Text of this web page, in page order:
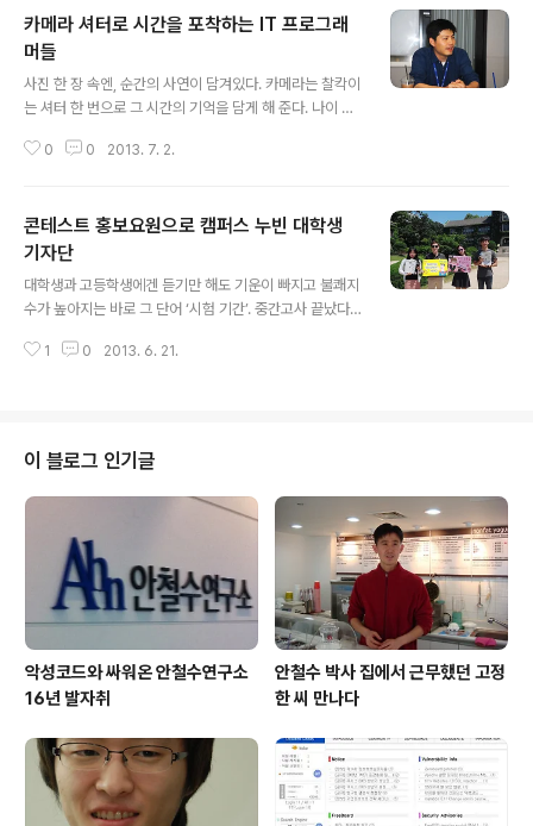
카메라 셔터로 시간을 포착하는 IT 프로그래
머들
사진 한 장 속엔, 순간의 사연이 담겨있다. 카메라는 찰칵이
는 셔터 한 번으로 그 시간의 기억을 담게 해 준다. 나이 든
묻어나는 못난 손처럼 느껴진다. 하지만 프레임에 담겨 한
월 간 겪어온 땀, 자식을 위해 무한으로 쏟아냈던 큰 사랑을
전해준다. 카메라는 네모난 틀 안에 새로운 세상을 만들어
내어, 평범하고 일상적이었던 소소한 것들을 하나의 새로
운 예술로 다시 태어나게 해주는 기적을 일으킨다. 사진이
무심코 스쳐 지나간 사소했던 것들을 새롭게 다시 태어나
게 해준다는 점에서, 사진작가는 새로운 세상을 담아내는
0 0 2013. 7. 2.
콘테스트 홍보요원으로 캠퍼스 누빈 대학생
기자단
대학생과 고등학생에겐 듣기만 해도 기운이 빠지고 불쾌지
수가 높아지는 바로 그 단어 ‘시험 기간’. 중간고사 끝났다
말고사가 코앞이라니! 시험 기간에 지쳐 허덕이는 학우들
접 만났던 일석이조 캠퍼스 어택! 기자단답게 발 빠르게 구
석구석을 종횡무진했던 그들의 모습을 살펴볼까요? 날씨
가 화창한 어느날, 보안 영웅을 찾아 떠난 우리의 보안 요원
네 명! 1팀의 행선지는 연세대학교였습니다. 보안 요원 컨
셉으로 선글라스까지 맞춰 쓰니 정말 요원 느낌 나고 멋있
네요! 게다가 컨셉에 맞는 피켓까지 ..
1 0 2013. 6. 21.
이 블로그 인기글
악성코드와 싸워온 안철수연구소
16년 발자취
안철수 박사 집에서 근무했던 고정
한 씨 만나다